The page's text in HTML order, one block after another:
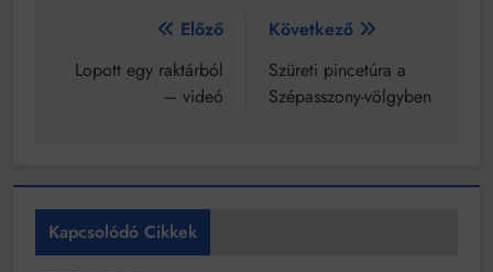
Bejegyzés
navigáció
Előző
Lopott egy raktárból
– videó
Következő
Szüreti pincetúra a
Szépasszony-völgyben
Kapcsolódó Cikkek